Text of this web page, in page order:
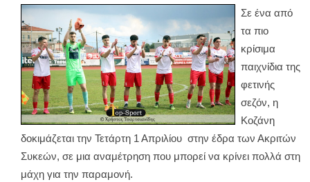
Σε ένα από
τα πιο
κρίσιμα
παιχνίδια της
φετινής
σεζόν, η
Κοζάνη
δοκιμάζεται την Τετάρτη 1 Απριλίου στην έδρα των Ακριτών
Συκεών, σε μια αναμέτρηση που μπορεί να κρίνει πολλά στη
μάχη για την παραμονή.